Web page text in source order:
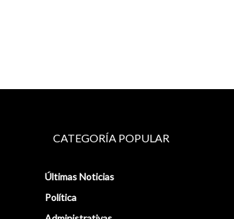
CATEGORÍA POPULAR
Últimas Noticias
Política